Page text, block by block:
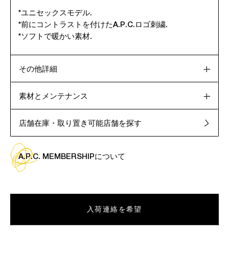
*ユニセックスモデル.
*前にコントラストを付けたA.P.C.ロゴ刺繍.
*ソフトで暖かい素材.
その他詳細
素材とメンテナンス
店舗在庫・取り置き可能店舗を探す
A.P.C. MEMBERSHIPについて
入荷連絡を希望